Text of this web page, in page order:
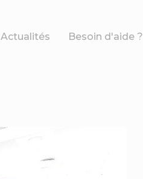
Actualités Besoin d'aide ?